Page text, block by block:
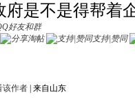
府是不是得帮着
好友和群
淘帖
支持|赞同
该作者 来自山东